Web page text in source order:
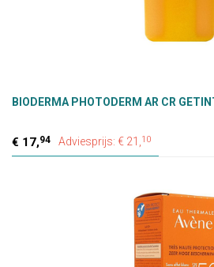
BIODERMA PHOTODERM AR CR
17,94 Adviesprijs: € 21, 10